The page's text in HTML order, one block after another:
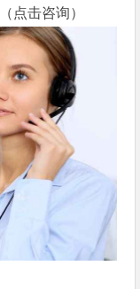
（点击咨询）